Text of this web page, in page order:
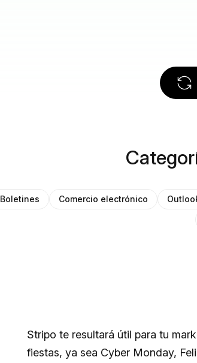
Boletines Comercio electrónico
Stripo te resultará útil para tu
fiestas, ya sea Cyber Monday,